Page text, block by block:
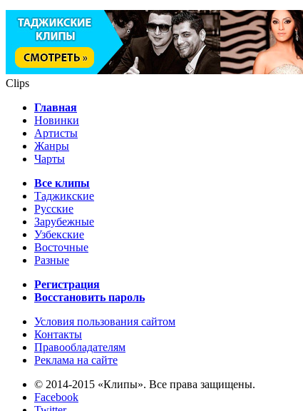
Clips
Главная
Новинки
Артисты
Жанры
Чарты
Все клипы
Таджикские
Русские
Зарубежные
Узбекские
Восточные
Разные
Регистрация
Восстановить пароль
Условия пользования сайтом
Контакты
Правообладателям
Реклама на сайте
© 2014-2015 «Клипы». Все права защищены.
Facebook